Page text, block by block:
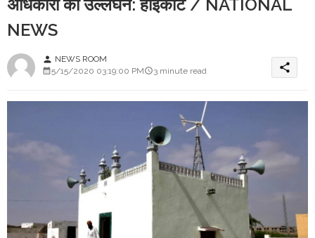
अधिकारों का उल्लंघन: हाईकोर्ट / NATIONAL
NEWS
person NEWS ROOM
5/15/2020 03:19:00 PM
3 minute read share